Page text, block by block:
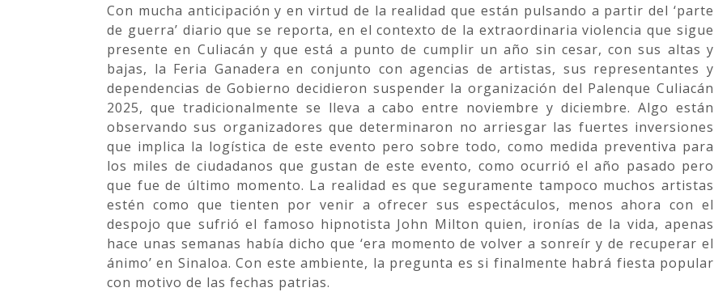
Con mucha anticipación y en virtud de la realidad que están pulsando a partir del ‘parte
de guerra’ diario que se reporta, en el contexto de la extraordinaria violencia que sigue
presente en Culiacán y que está a punto de cumplir un año sin cesar, con sus altas y
bajas, la Feria Ganadera en conjunto con agencias de artistas, sus representantes y
dependencias de Gobierno decidieron suspender la organización del Palenque Culiacán
2025, que tradicionalmente se lleva a cabo entre noviembre y diciembre. Algo están
observando sus organizadores que determinaron no arriesgar las fuertes inversiones
que implica la logística de este evento pero sobre todo, como medida preventiva para
los miles de ciudadanos que gustan de este evento, como ocurrió el año pasado pero
que fue de último momento. La realidad es que seguramente tampoco muchos artistas
estén como que tienten por venir a ofrecer sus espectáculos, menos ahora con el
despojo que sufrió el famoso hipnotista John Milton quien, ironías de la vida, apenas
hace unas semanas había dicho que ‘era momento de volver a sonreír y de recuperar el
ánimo’ en Sinaloa. Con este ambiente, la pregunta es si finalmente habrá fiesta popular
con motivo de las fechas patrias.